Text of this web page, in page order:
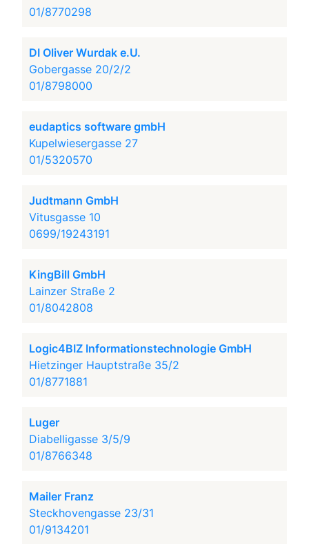
01/8770298
DI Oliver Wurdak e.U.
Gobergasse 20/2/2
01/8798000
eudaptics software gmbH
Kupelwiesergasse 27
01/5320570
Judtmann GmbH
Vitusgasse 10
0699/19243191
KingBill GmbH
Lainzer Straße 2
01/8042808
Logic4BIZ Informationstechnologie GmbH
Hietzinger Hauptstraße 35/2
01/8771881
Luger
Diabelligasse 3/5/9
01/8766348
Mailer Franz
Steckhovengasse 23/31
01/9134201